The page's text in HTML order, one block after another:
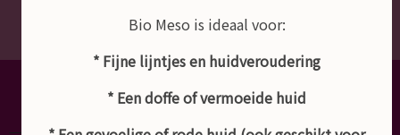
Dé schoonheidssalon van Empel,
Rosmalen en Den Bosch
Bio Meso is ideaal voor:
* Fijne lijntjes en huidveroudering
* Een doffe of vermoeide huid